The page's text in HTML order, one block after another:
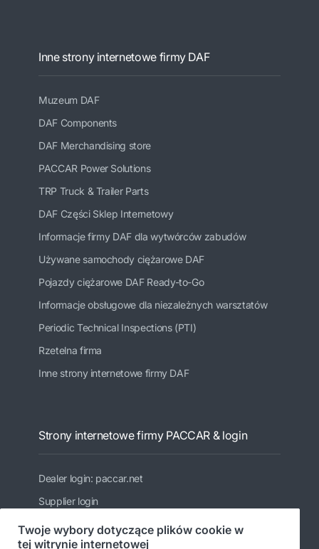
Inne strony internetowe firmy DAF
Muzeum DAF
DAF Components
DAF Merchandising store
PACCAR Power Solutions
TRP Truck & Trailer Parts
DAF Części Sklep Internetowy
Informacje firmy DAF dla wytwórców zabudów
Używane samochody ciężarowe DAF
Pojazdy ciężarowe DAF Ready-to-Go
Informacje obsługowe dla niezależnych warsztatów
Periodic Technical Inspections (PTI)
Rzetelna firma
Inne strony internetowe firmy DAF
Strony internetowe firmy PACCAR & login
Dealer login: paccar.net
Supplier login
MyDAF portal
Twoje wybory dotyczące plików cookie w
tej witrynie internetowej